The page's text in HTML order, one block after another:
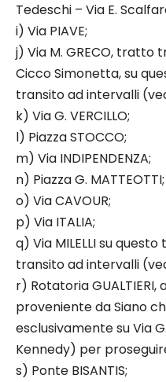
Tedeschi – Via E.
i) Via PIAVE;
j) Via M. GRECO, tratto
Cicco Simonetta, su
transito ad intervalli
k) Via G. VERCILLO;
l) Piazza STOCCO;
m) Via INDIPENDENZA;
n) Piazza G. MATTEOTTI;
o) Via CAVOUR;
p) Via ITALIA;
q) Via MILELLI su
transito ad intervalli
r) Rotatoria
proveniente da Siano
esclusivamente su Via
Kennedy) per
s) Ponte BISANTIS;